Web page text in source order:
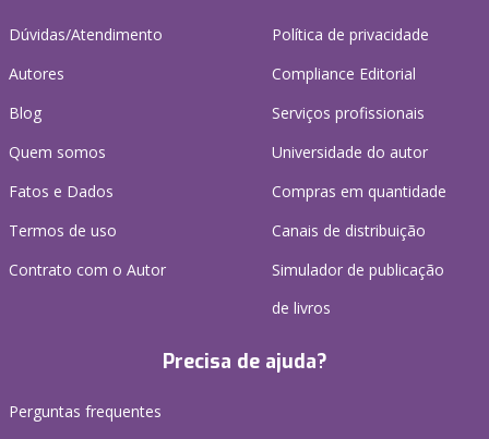
Dúvidas/Atendimento
Autores
Blog
Quem somos
Fatos e Dados
Termos de uso
Contrato com o Autor
Política de privacidade
Compliance Editorial
Serviços profissionais
Universidade do autor
Compras em quantidade
Canais de distribuição
Simulador de publicação
de livros
Precisa de ajuda?
Perguntas frequentes